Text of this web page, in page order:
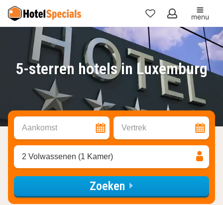
Mijn
favorieten
menu
5-sterren hotels in Luxemburg
Aankomst Vertrek
2 Volwassenen (1 Kamer)
Zoeken